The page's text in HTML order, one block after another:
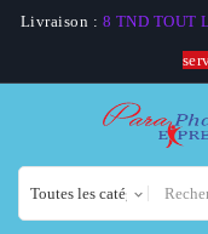
Livraison : 8 TND TOUT